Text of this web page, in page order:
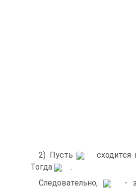
2) Пусть сходится
Тогда
.
Следовательно,
-